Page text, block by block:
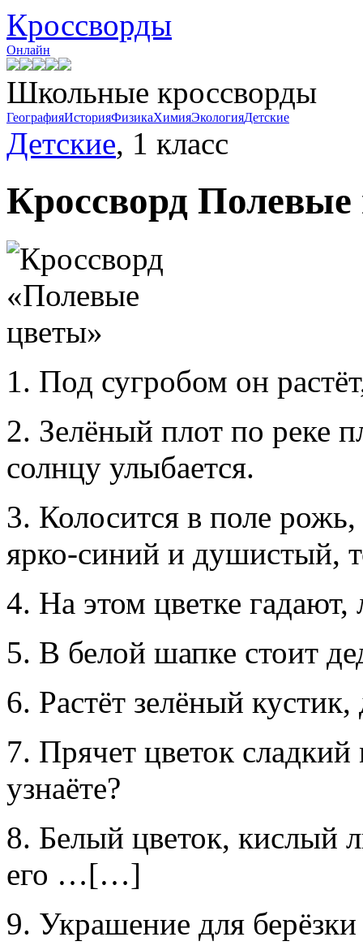
Кроссворды
Онлайн
Школьные кроссворды
ГеографияИсторияФизикаХимияЭкологияДетские
Детские, 1 класс
Кроссворд Полевые
1. Под сугробом он
2. Зелёный плот по реке
солнцу улыбается.
3. Колосится в поле
ярко-синий и душистый,
4. На этом цветке
5. В белой шапке стоит
6. Растёт зелёный
7. Прячет цветок
узнаёте?
8. Белый цветок, кислый
его …[…]
9. Украшение для